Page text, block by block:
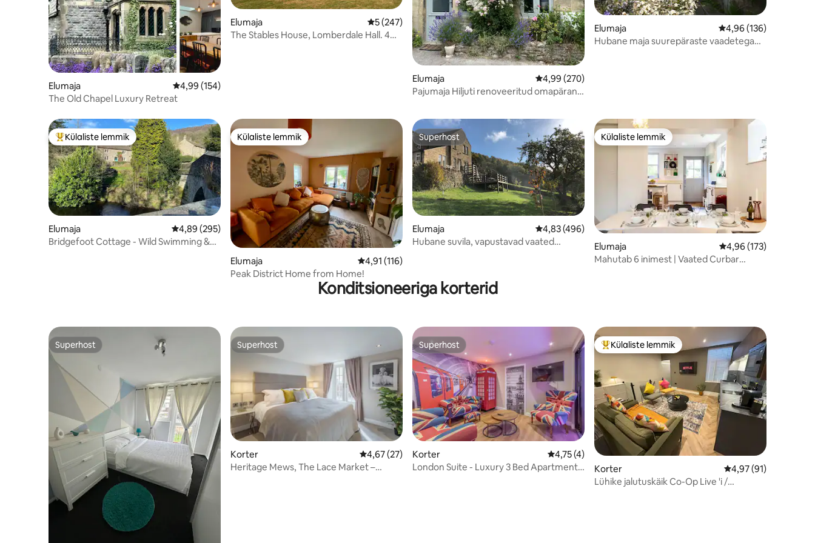
Elumaja Keskmine hinnang 4,99/5, 154 hinnangut
4,99 (154)
The Old Chapel Luxury Retreat
Elumaja Keskmine hinnang 5/5, 247 hinnangut
5 (247)
The Stables House, Lomberdale Hall. 4
Elumaja Keskmine hinnang 4,99/5, 270 hinnangut
4,99 (270)
Pajumaja Hiljuti renoveeritud omapärane
Elumaja Keskmine hinnang
4,96 (136)
Hubane maja suurepäraste vaadetega
Külaliste suur lemmik
Külaliste lemmik
Elumaja Keskmine hinnang 4,89/5, 295 hinnangut
4,89 (295)
Bridgefoot Cottage - Wild Swimming &
Külaliste lemmik
Külaliste lemmik
Elumaja Keskmine hinnang 4,91/5, 116 hinnangut
4,91 (116)
Peak District Home from Home!
Superhost
Superhost
Elumaja Keskmine hinnang 4,83/5, 496 hinnangut
4,83 (496)
Hubane suvila, vapustavad vaated
Külaliste lemmik
Külaliste lemmik
Elumaja Keskmine hinnang
4,96 (173)
Mahutab 6 inimest | Vaated Curbar
Konditsioneeriga korterid
Superhost
Superhost Superhost
Superhost
Korter Keskmine hinnang 4,67/5, 27 hinnangut
4,67 (27)
Heritage Mews, The Lace Market –
Superhost
Superhost
Korter Keskmine hinnang 4,75/5, 4 hinnangut
4,75 (4)
London Suite - Luxury 3 Bed Apartment
Külaliste suur lemmik
Külaliste lemmik
Korter Keskmine hinnang
4,97 (91)
Lühike jalutuskäik Co-Op Live 'i /